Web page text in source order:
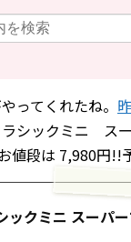
ってくれたね。
シックミニ スー
値段は 7,980円!!
ックミニ スーパ